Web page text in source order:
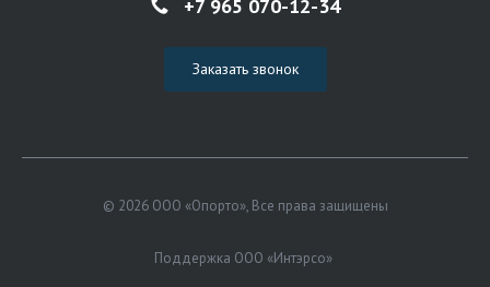
+7 965 070-12-34
Заказать звонок
© 2026 ООО «Опорто», Все права защищены
Поддержка ООО «Интэрсо»